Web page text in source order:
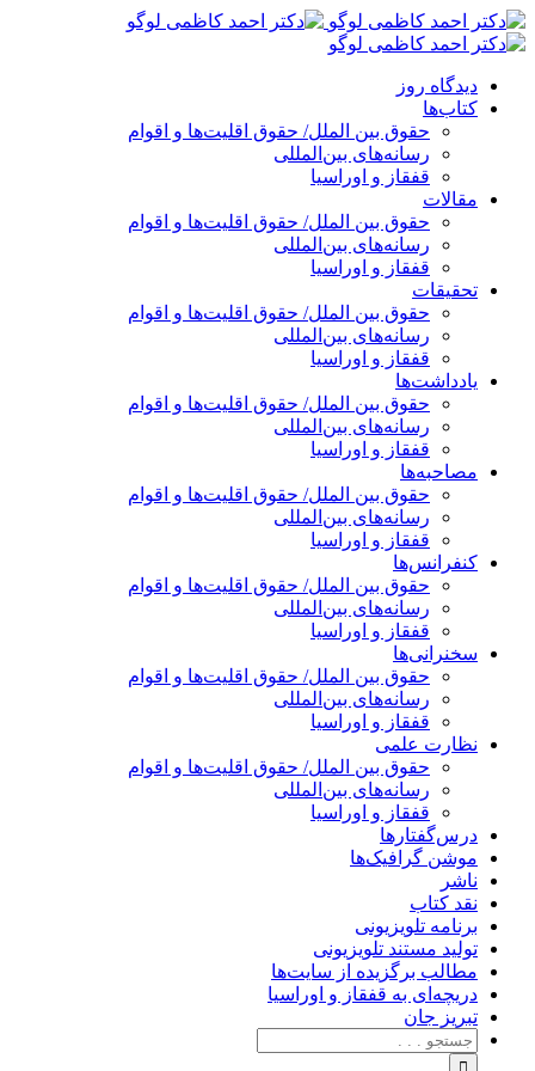
پرش
به
دیدگاه روز
کتاب‌ها
حقوق بین الملل/ حقوق اقلیت‌ها و اقوام
رسانه‌های بین‌المللی
قفقاز و اوراسیا
مقالات
حقوق بین الملل/ حقوق اقلیت‌ها و اقوام
رسانه‌های بین‌المللی
قفقاز و اوراسیا
تحقیقات
حقوق بین الملل/ حقوق اقلیت‌ها و اقوام
رسانه‌های بین‌المللی
قفقاز و اوراسیا
یادداشت‌ها
حقوق بین الملل/ حقوق اقلیت‌ها و اقوام
رسانه‌های بین‌المللی
قفقاز و اوراسیا
مصاحبه‌ها
حقوق بین الملل/ حقوق اقلیت‌ها و اقوام
رسانه‌های بین‌المللی
قفقاز و اوراسیا
کنفرانس‌ها
حقوق بین الملل/ حقوق اقلیت‌ها و اقوام
رسانه‌های بین‌المللی
قفقاز و اوراسیا
سخنرانی‌ها
حقوق بین الملل/ حقوق اقلیت‌ها و اقوام
رسانه‌های بین‌المللی
قفقاز و اوراسیا
نظارت علمی
حقوق بین الملل/ حقوق اقلیت‌ها و اقوام
رسانه‌های بین‌المللی
قفقاز و اوراسیا
درس‌گفتارها
موشن گرافیک‌ها
ناشر
نقد کتاب
برنامه‌ تلویزیونی
تولید مستند تلویزیونی
مطالب برگزیده از سایت‌ها
دریچه‌ای به قفقاز و اوراسیا
تبریزِ جان
جستجو
برای: